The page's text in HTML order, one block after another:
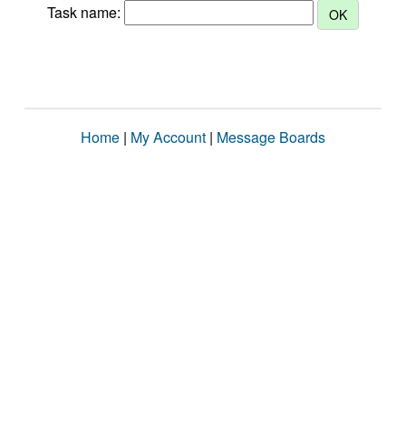
Task name:
Home | My Account | Message Boards